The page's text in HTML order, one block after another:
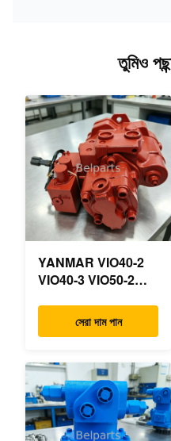
তুমিও
YANMAR VIO40-2
VIO40-3 VIO50-2
VIO55-3 প্রধান
হাইড্রোলিক পাম্প OEM
16023 B0600-16017
মিনি এক্সকাভেটর
সেরা দাম পান